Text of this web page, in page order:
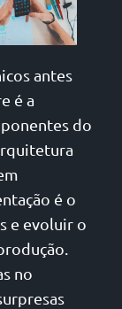
antes
é a
do
é o
e evoluir o
no